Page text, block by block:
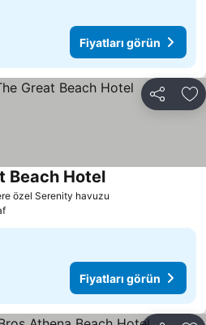
Fiyatları görün
Paylaş
özel Serenity havuzu
Beach HotelFiyatları görün
Fiyatları görün